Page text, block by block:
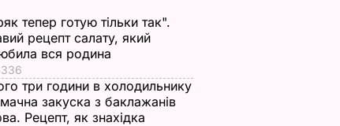
тепер готую тільки так".
рецепт салату, який
вся родина
три години в холодильнику
закуска з баклажанів
Рецепт, як знахідка